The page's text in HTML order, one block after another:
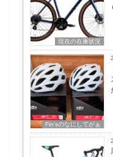
現在の在庫状況
Fin'sのなにしてがぁ